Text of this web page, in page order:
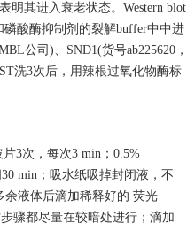
明其进入衰老状态。Western blot
酸酶抑制剂的裂解buffer中中进
公司)、SND1(货号ab225620，
洗3次后，用辣根过氧化物酶标
3次，每次3 min；0.5%
min；吸水纸吸掉封闭液，不
余液体后滴加稀释好的 荧光
骤都尽量在较暗处进行；滴加